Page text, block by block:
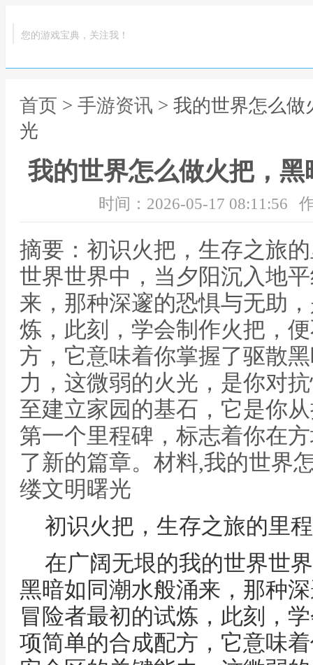
您的游戏宝典，关注我！
首页 > 手游资讯 > 我的世界怎么
光
我的世界怎么做火把，
时间：2026-05-17 08:11:56
摘要：初识火把，生存之旅
世界世界中，当夕阳沉入地
来，那种深邃的恐惧与无助
炼，此刻，学会制作火把，
方，它意味着你掌握了驱散
力，这微弱的火光，是你对
至建立家园的基石，它是你
第一个里程碑，标志着你在
了新的篇章。材料,我的世界
缕文明曙光
初识火把，生存之旅的里
在广阔无垠的我的世界世
黑暗如同潮水般涌来，那种
冒险者最初的试炼，此刻，
项简单的合成配方，它意味